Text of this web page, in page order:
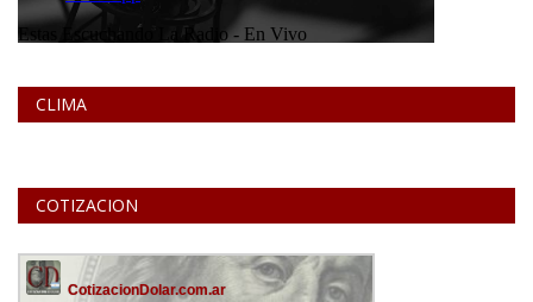
CLIMA
COTIZACION